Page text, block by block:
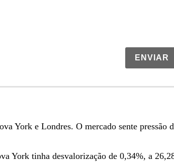
ENVIAR
York e Londres. O mercado sente pressão
York tinha desvalorização de 0,34%, a